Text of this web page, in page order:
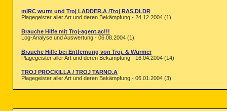
mIRC wurm und Troj LADDER.A /Troj RAS.DLDR
Plagegeister aller Art und deren Bekämpfung - 24.12.2004 (1)
Brauche Hilfe mit Troj-agent.ac!!!
Log-Analyse und Auswertung - 06.08.2004 (1)
Brauche Hilfe bei Entfernung von Troj. & Würmer
Plagegeister aller Art und deren Bekämpfung - 16.04.2004 (14)
TROJ PROCKILLA / TROJ TARNO.A
Plagegeister aller Art und deren Bekämpfung - 06.01.2004 (3)